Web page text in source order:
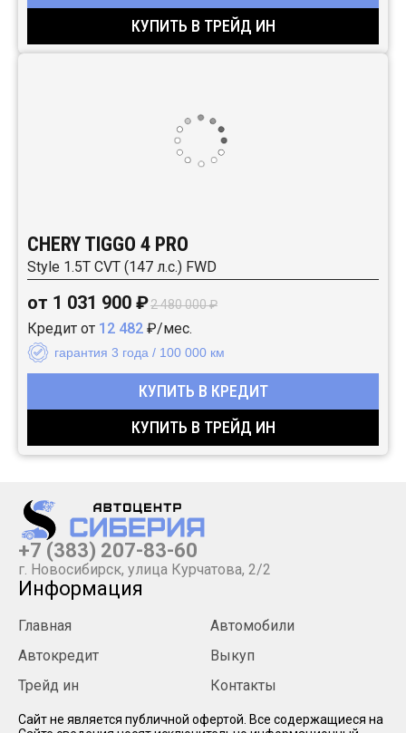
КУПИТЬ В ТРЕЙД ИН
CHERY TIGGO 4 PRO
Style 1.5T CVT (147 л.с.) FWD
от 1 031 900 ₽2 480 000 ₽
Кредит от 12 482 ₽/мес.
гарантия 3 года / 100 000 км
КУПИТЬ В КРЕДИТ
КУПИТЬ В ТРЕЙД ИН
+7 (383) 207-83-60
г. Новосибирск, улица Курчатова, 2/2
Информация
Главная
Автомобили
Автокредит
Выкуп
Трейд ин
Контакты
Cайт не является публичной офертой. Все содержащиеся на